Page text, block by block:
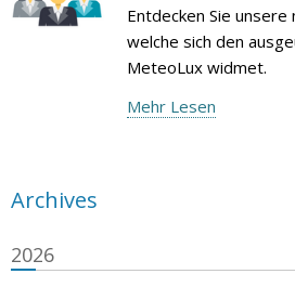
Entdecken Sie unsere
welche sich den
MeteoLux widmet.
Mehr Lesen
Archives
2026